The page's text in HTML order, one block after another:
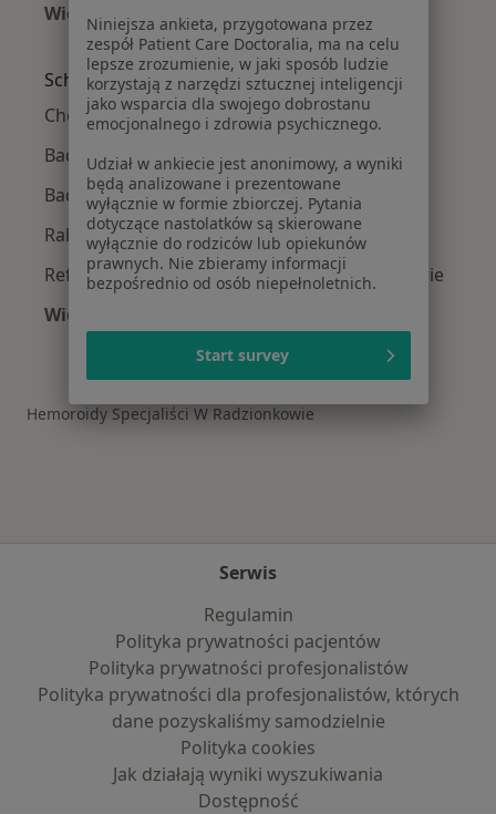
Więcej (14)
Więcej w kategorii: W pobliżu Radzionkowa
Schorzenia w Radzionkowie
Choroby zawodowe w Radzionkowie
Badania wstępne do pracy w Radzionkowie
Badania okresowe do pracy w Radzionkowie
Rak szyjki macicy w Radzionkowie
Refluks żołądkowo-przełykowy w Radzionkowie
Więcej (13)
Więcej w kategorii: Schorzenia w
Hemoroidy Specjaliści W Radzionkowie
Serwis
Regulamin
Polityka prywatności pacjentów
Polityka prywatności profesjonalistów
Polityka prywatności dla profesjonalistów, których
dane pozyskaliśmy samodzielnie
Polityka cookies
Jak działają wyniki wyszukiwania
Dostępność
Niniejsza ankieta, przygotowana przez
zespół Patient Care Doctoralia, ma na celu
lepsze zrozumienie, w jaki sposób ludzie
korzystają z narzędzi sztucznej inteligencji
jako wsparcia dla swojego dobrostanu
emocjonalnego i zdrowia psychicznego.
Udział w ankiecie jest anonimowy, a wyniki
będą analizowane i prezentowane
wyłącznie w formie zbiorczej. Pytania
dotyczące nastolatków są skierowane
wyłącznie do rodziców lub opiekunów
prawnych. Nie zbieramy informacji
bezpośrednio od osób niepełnoletnich.
Start survey